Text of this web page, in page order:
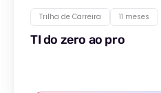
Trilha de Carreira 11 meses
TI do zero ao pro